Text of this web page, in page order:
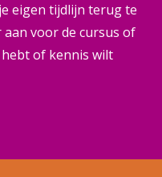
eigen tijdlijn terug te
aan voor de cursus of
of kennis wilt